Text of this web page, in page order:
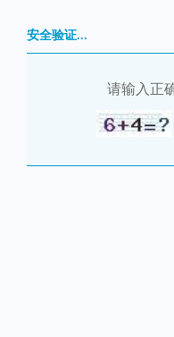
安全验证...
请输入正